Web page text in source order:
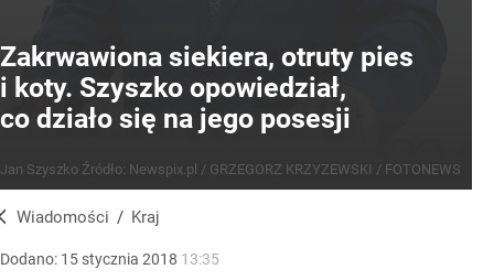
Zakrwawiona siekiera, otruty pies
i koty. Szyszko opowiedział,
co działo się na jego posesji
Jan Szyszko Źródło: Newspix.pl / GRZEGORZ KRZYZEWSKI / FOTONEWS
Wiadomości / Kraj
Dodano: 15 stycznia 2018 13:35